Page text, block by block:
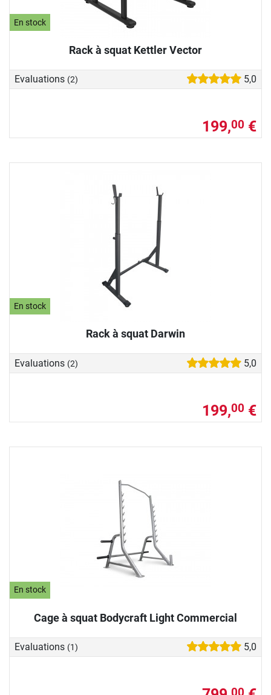
En stock
Rack à squat Kettler Vector
Evaluations (2) 5,0
199,00 €
En stock
Rack à squat Darwin
Evaluations (2) 5,0
199,00 €
En stock
Cage à squat Bodycraft Light Commercial
Evaluations (1) 5,0
00